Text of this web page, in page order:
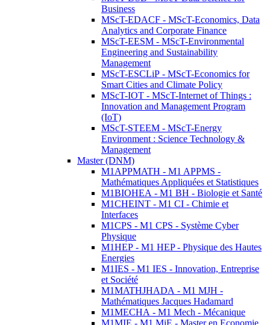
Business
MScT-EDACF - MScT-Economics, Data
Analytics and Corporate Finance
MScT-EESM - MScT-Environmental
Engineering and Sustainability
Management
MScT-ESCLiP - MScT-Economics for
Smart Cities and Climate Policy
MScT-IOT - MScT-Internet of Things :
Innovation and Management Program
(IoT)
MScT-STEEM - MScT-Energy
Environment : Science Technology &
Management
Master (DNM)
M1APPMATH - M1 APPMS -
Mathématiques Appliquées et Statistiques
M1BIOHEA - M1 BH - Biologie et Santé
M1CHEINT - M1 CI - Chimie et
Interfaces
M1CPS - M1 CPS - Système Cyber
Physique
M1HEP - M1 HEP - Physique des Hautes
Energies
M1IES - M1 IES - Innovation, Entreprise
et Société
M1MATHJHADA - M1 MJH -
Mathématiques Jacques Hadamard
M1MECHA - M1 Mech - Mécanique
M1MIE - M1 MiE - Master en Economie